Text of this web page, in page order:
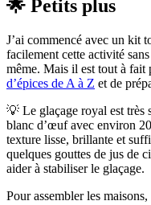
🌟 Petits plus
J’ai commencé avec un kit
facilement cette activité
même. Mais il est tout à fait
d’épices de A à Z et de
💡 Le glaçage royal est très
blanc d’œuf avec environ
texture lisse, brillante et
quelques gouttes de jus de
aider à stabiliser le glaçage.
Pour assembler les